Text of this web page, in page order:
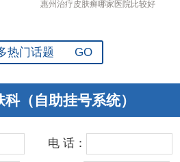
惠州治疗皮肤癣哪家医院比较好
热门话题 GO
（自助挂号系统）
电 话：